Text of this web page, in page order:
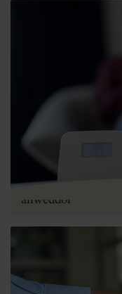
Effeithlonrwydd
allweddol